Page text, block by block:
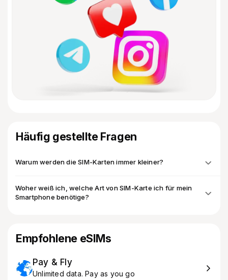
Häufig gestellte Fragen
Warum werden die SIM-Karten immer kleiner?
Woher weiß ich, welche Art von SIM-Karte ich für mein
Smartphone benötige?
Empfohlene eSIMs
Pay & Fly
Unlimited data. Pay as you go